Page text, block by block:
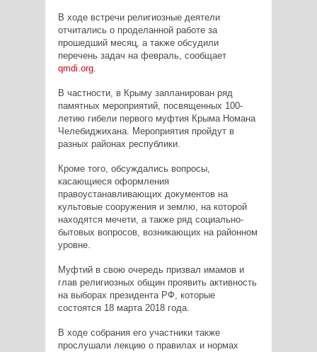
В ходе встречи религиозные деятели
отчитались о проделанной работе за
прошедший месяц, а также обсудили
перечень задач на февраль, сообщает
qmdi.org.
В частности, в Крыму запланирован ряд
памятных мероприятий, посвященных 100-
летию гибели первого муфтия Крыма Номана
Челебиджихана. Мероприятия пройдут в
разных районах республики.
Кроме того, обсуждались вопросы,
касающиеся оформления
правоустанавливающих документов на
культовые сооружения и землю, на которой
находятся мечети, а также ряд социально-
бытовых вопросов, возникающих на районном
уровне.
Муфтий в свою очередь призвал имамов и
глав религиозных общин проявить активность
на выборах президента РФ, которые
состоятся 18 марта 2018 года.
В ходе собрания его участники также
прослушали лекцию о правилах и нормах